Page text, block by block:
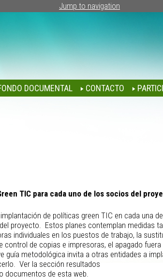
Jump to navigation
DOCUMENTAL CONTACTO
TIC para cada uno de los socios del
de políticas green TIC en cada una
proyecto. Estos planes contemplan medidas
individuales en los puestos de trabajo, la
de copias e impresoras, el apagado fuera
guía metodológica invita a otras entidades a
Ver la sección resultados
o documentos de esta web.